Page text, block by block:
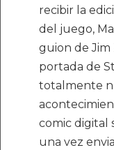
recibir la
del juego,
guion de Jim
portada de
totalmente
comic digital
una vez